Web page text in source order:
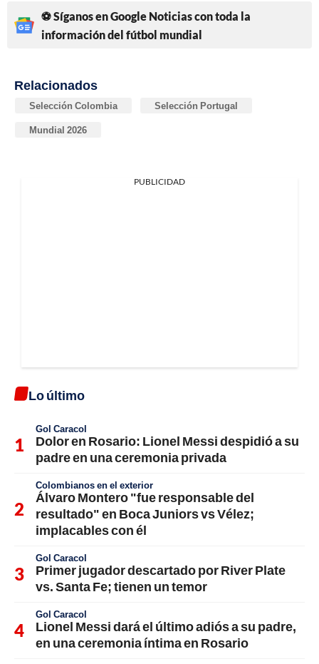
⚽ Síganos en Google Noticias con toda la
información del fútbol mundial
Relacionados
Selección Colombia Selección Portugal
Mundial 2026
PUBLICIDAD
Lo último
Gol Caracol
Dolor en Rosario: Lionel Messi despidió a su
padre en una ceremonia privada
Colombianos en el exterior
Álvaro Montero "fue responsable del
resultado" en Boca Juniors vs Vélez;
implacables con él
Gol Caracol
Primer jugador descartado por River Plate
vs. Santa Fe; tienen un temor
Gol Caracol
Lionel Messi dará el último adiós a su padre,
en una ceremonia íntima en Rosario